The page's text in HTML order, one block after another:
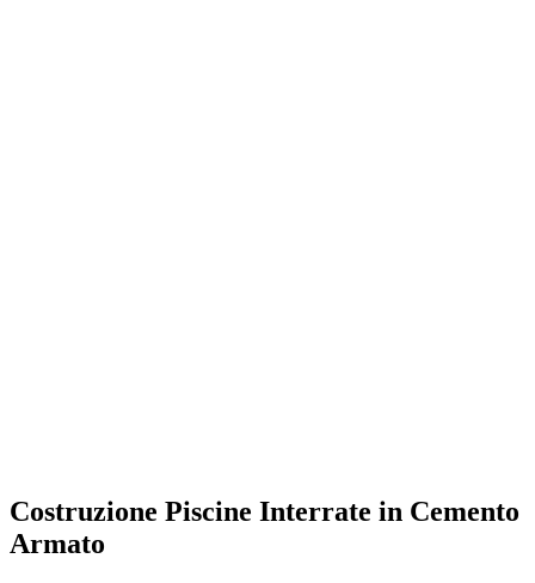
Costruzione Piscine Interrate in Cemento
Armato